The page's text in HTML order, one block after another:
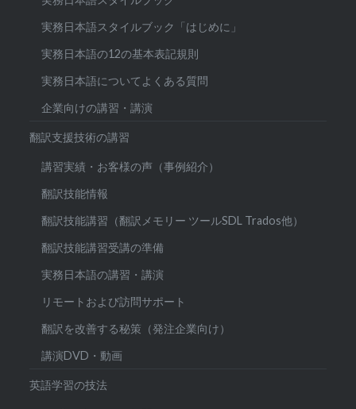
実務日本語スタイルブック「はじめに」
実務日本語の12の基本表記規則
実務日本語についてよくある質問
企業向けの講習・講演
翻訳支援技術の講習
講習実績・お客様の声（事例紹介）
翻訳技能情報
翻訳技能講習（翻訳メモリー ツールSDL Trados他）
翻訳技能講習受講の準備
実務日本語の講習・講演
リモートおよび訪問サポート
翻訳を改善する秘策（発注企業向け）
講演DVD・動画
英語学習の技法